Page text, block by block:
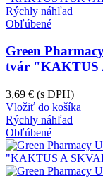
Rýchly náhľad
Obľúbené
Green
tvár "KAKTUS
3,69 € (s DPH)
Vložiť do košíka
Rýchly náhľad
Obľúbené